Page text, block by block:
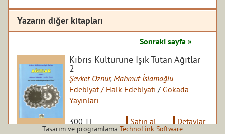
Yazarın diğer kitapları
Sonraki sayfa »
Kıbrıs Kültürüne Işık Tutan Ağıtlar
2
Şevket Öznur, Mahmut İslamoğlu
Edebiyat / Halk Edebiyatı / Gökada
Yayınları
300 TL Satın al Detaylar
Tasarım ve programlama TechnoLink Software